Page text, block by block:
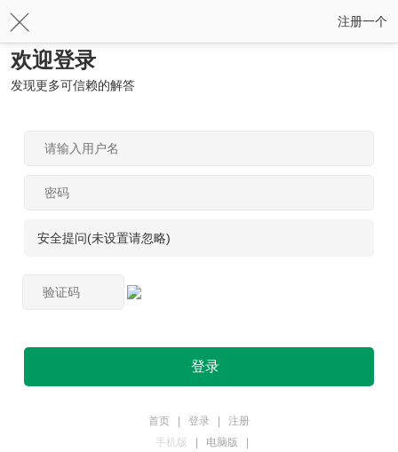
注册一个
欢迎登录
发现更多可信赖的解答
安全提问(未设置请忽略)
登录
首页 登录
注册
手机版
电脑版